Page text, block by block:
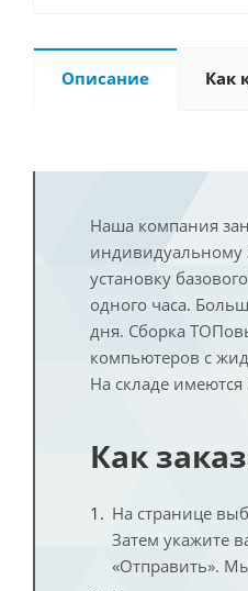
Описание Как
Наша компания
индивидуальному
установку
одного часа.
дня. Сборка
компьютеров с
На складе
Как
На странице
Затем укажите
«Отправить».